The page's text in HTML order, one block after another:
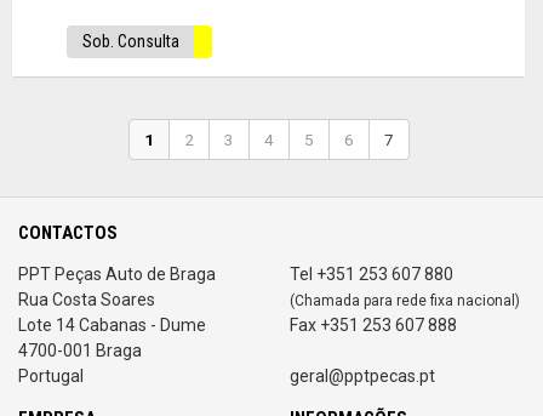
Sob. Consulta
1 2 3 4 5 6 7
CONTACTOS
PPT Peças Auto de Braga
Rua Costa Soares
Lote 14 Cabanas - Dume
4700-001 Braga
Portugal
Tel +351 253 607 880
(Chamada para rede fixa nacional)
Fax +351 253 607 888
geral@pptpecas.pt